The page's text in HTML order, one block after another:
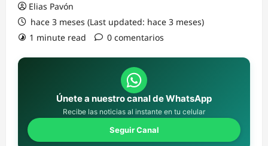
Elias Pavón
hace 3 meses (Last updated: hace 3 meses)
1 minute read
0 comentarios
Únete a nuestro canal de WhatsApp
Recibe las noticias al instante en tu celular
Seguir Canal